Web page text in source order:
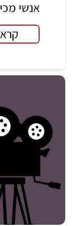
אנשי